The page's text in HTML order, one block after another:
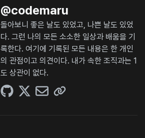
@codemaru
돌아보니 좋은 날도 있었고, 나쁜 날도 있었
다. 그런 나의 모든 소소한 일상과 배움을 기
록한다. 여기에 기록된 모든 내용은 한 개인
의 관점이고 의견이다. 내가 속한 조직과는 1
도 상관이 없다.